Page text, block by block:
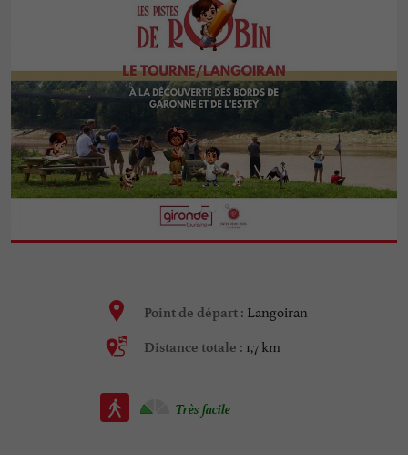
Point de départ : Langoiran
Distance totale : 1,7 km
Très facile